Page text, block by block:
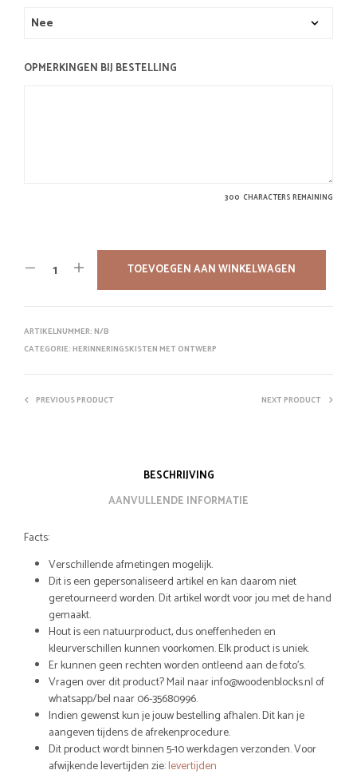
OPMERKINGEN BIJ BESTELLING
300 CHARACTERS REMAINING
TOEVOEGEN AAN WINKELWAGEN
ARTIKELNUMMER:N/B
CATEGORIE:HERINNERINGSKISTEN MET ONTWERP
PREVIOUS PRODUCT NEXT PRODUCT
BESCHRIJVING
AANVULLENDE INFORMATIE
Facts:
Verschillende afmetingen mogelijk.
Dit is een gepersonaliseerd artikel en kan daarom niet
geretourneerd worden. Dit artikel wordt voor jou met de hand
gemaakt.
Hout is een natuurproduct, dus oneffenheden en
kleurverschillen kunnen voorkomen. Elk product is uniek.
Er kunnen geen rechten worden ontleend aan de foto’s.
Vragen over dit product? Mail naar info@woodenblocks.nl of
whatsapp/bel naar 06-35680996.
Indien gewenst kun je jouw bestelling afhalen. Dit kan je
aangeven tijdens de afrekenprocedure.
Dit product wordt binnen 5-10 werkdagen verzonden. Voor
afwijkende levertijden zie:levertijden